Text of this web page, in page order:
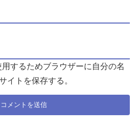
するためブラウザーに自分の名
イトを保存する。